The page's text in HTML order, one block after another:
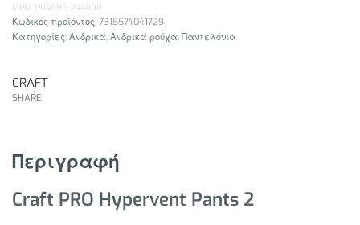
MPN: 1914585-244000
7318574041729
Κατηγορίες: Ανδρικά, Ανδρικά ρούχα, Παντελόνια
CRAFT
SHARE
Περιγραφή
Craft PRO Hypervent Pants 2